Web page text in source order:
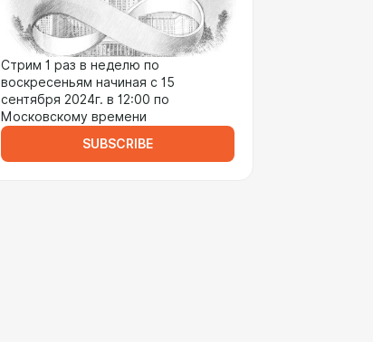
Стрим 1 раз в неделю по
воскресеньям начиная с 15
сентября 2024г. в 12:00 по
Московскому времени
SUBSCRIBE